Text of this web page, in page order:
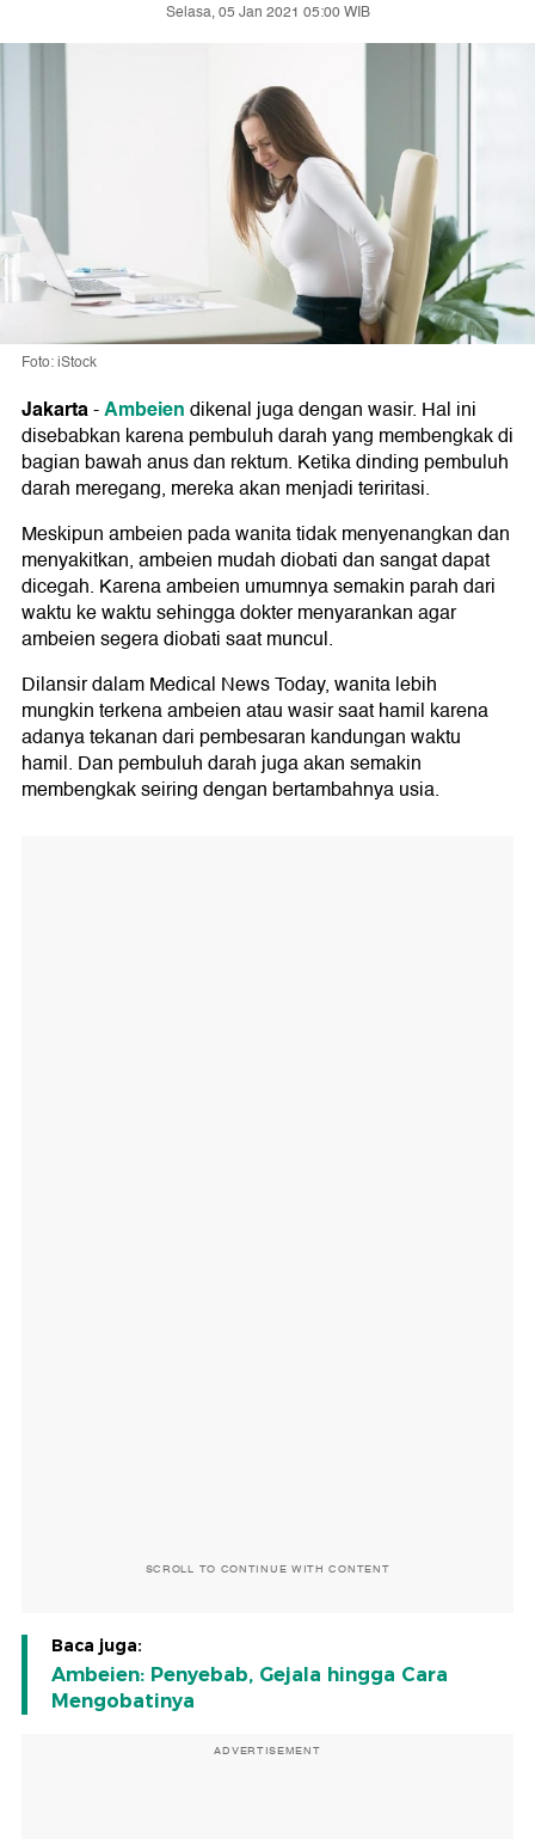
Selasa, 05 Jan 2021 05:00 WIB
Foto: iStock
Jakarta-Ambeiendikenal juga dengan wasir. Hal ini
disebabkan karena pembuluh darah yang membengkak di
bagian bawah anus dan rektum. Ketika dinding pembuluh
darah meregang, mereka akan menjadi teriritasi.
Meskipun ambeien pada wanita tidak menyenangkan dan
menyakitkan, ambeien mudah diobati dan sangat dapat
dicegah. Karena ambeien umumnya semakin parah dari
waktu ke waktu sehingga dokter menyarankan agar
ambeien segera diobati saat muncul.
Dilansir dalam Medical News Today, wanita lebih
mungkin terkena ambeien atau wasir saat hamil karena
adanya tekanan dari pembesaran kandungan waktu
hamil. Dan pembuluh darah juga akan semakin
membengkak seiring dengan bertambahnya usia.
SCROLL TO CONTINUE WITH CONTENT
Baca juga:
Ambeien: Penyebab, Gejala hingga Cara
Mengobatinya
ADVERTISEMENT